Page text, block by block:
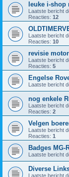
leuke i-
Laatste bericht
Reacties: 12
Laatste bericht
Reacties: 10
revisie
Laatste bericht
Reacties: 5
Engelse
Laatste bericht
nog enkele
Laatste bericht
Reacties: 2
Velgen
Laatste bericht
Reacties: 1
Badges MG-
Laatste bericht
Diverse
Laatste bericht